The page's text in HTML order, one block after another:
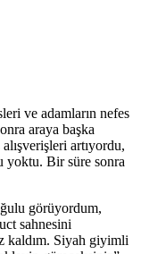
ve adamların nefes
araya başka
artıyordu,
yoktu. Bir süre sonra
görüyordum,
sahnesini
kaldım. Siyah giyimli